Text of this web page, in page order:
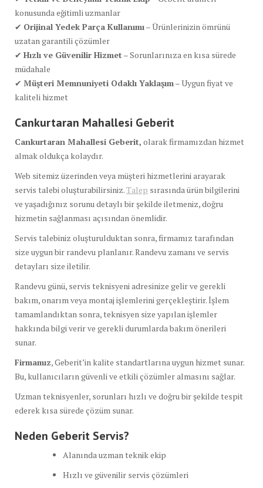
konusunda eğitimli uzmanlar
✔ Orijinal Yedek Parça Kullanımı– Ürünlerinizin ömrünü
uzatan garantili çözümler
✔ Hızlı ve Güvenilir Hizmet – Sorunlarınıza en kısa sürede
müdahale
✔ Müşteri Memnuniyeti Odaklı Yaklaşım– Uygun fiyat ve
kaliteli hizmet
Cankurtaran Mahallesi Geberit
Cankurtaran Mahallesi Geberit, olarak firmamızdan hizmet
almak oldukça kolaydır.
Web sitemiz üzerinden veya müşteri hizmetlerini arayarak
servis talebi oluşturabilirsiniz.Talep sırasında ürün bilgilerini
ve yaşadığınız sorunu detaylı bir şekilde iletmeniz, doğru
hizmetin sağlanması açısından önemlidir.
Servis talebiniz oluşturulduktan sonra, firmamız tarafından
size uygun bir randevu planlanır. Randevu zamanı ve servis
detayları size iletilir.
Randevu günü, servis teknisyeni adresinize gelir ve gerekli
bakım, onarım veya montaj işlemlerini gerçekleştirir. İşlem
tamamlandıktan sonra, teknisyen size yapılan işlemler
hakkında bilgi verir ve gerekli durumlarda bakım önerileri
sunar.
Firmamız, Geberit’in kalite standartlarına uygun hizmet sunar.
Bu, kullanıcıların güvenli ve etkili çözümler almasını sağlar.
Uzman teknisyenler, sorunları hızlı ve doğru bir şekilde tespit
ederek kısa sürede çözüm sunar.
Neden Geberit Servis?
Alanında uzman teknik ekip
Hızlı ve güvenilir servis çözümleri